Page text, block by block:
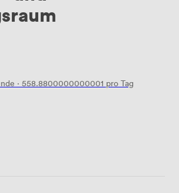
· 558.8800000000001 pro Tag